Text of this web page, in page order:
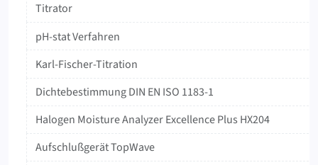
Titrator
pH-stat Verfahren
Karl-Fischer-Titration
Dichtebestimmung DIN EN ISO 1183-1
Halogen Moisture Analyzer Excellence Plus HX204
Aufschlußgerät TopWave